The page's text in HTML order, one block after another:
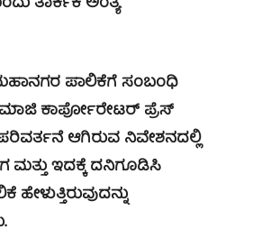
ಪಾಲಿಕೆಗೆ ಸಂಬಂಧಿ
ಕಾರ್ಪೋರೇಟರ್ ಪ್ರೆಸ್
ಆಗಿರುವ ನಿವೇಶನದಲ್ಲಿ
ಇದಕ್ಕೆ ದನಿಗೂಡಿಸಿ